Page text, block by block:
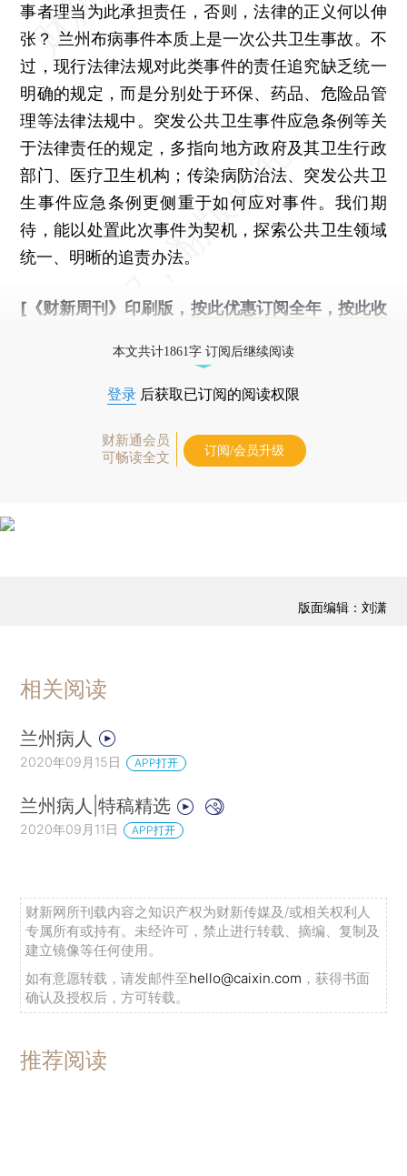
事者理当为此承担责任，否则，法律的正义何以伸
张？ 兰州布病事件本质上是一次公共卫生事故。不
过，现行法律法规对此类事件的责任追究缺乏统一
明确的规定，而是分别处于环保、药品、危险品管
理等法律法规中。突发公共卫生事件应急条例等关
于法律责任的规定，多指向地方政府及其卫生行政
部门、医疗卫生机构；传染病防治法、突发公共卫
生事件应急条例更侧重于如何应对事件。我们期
待，能以处置此次事件为契机，探索公共卫生领域
统一、明晰的追责办法。
[《财新周刊》印刷版， 按此优惠订阅全年， 按此收
本文共计1861字 订阅后继续阅读
登录 后获取已订阅的阅读权限
财新通会员
可畅读全文
订阅/会员升级
版面编辑：刘潇
相关阅读
兰州病人
2020年09月15日 APP打开
兰州病人|特稿精选
2020年09月11日 APP打开
财新网所刊载内容之知识产权为财新传媒及/或相关权利人
专属所有或持有。未经许可，禁止进行转载、摘编、复制及
建立镜像等任何使用。
如有意愿转载，请发邮件至hello@caixin.com ，获得书面
确认及授权后，方可转载。
推荐阅读